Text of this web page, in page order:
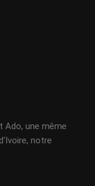
Ado, une même
notre